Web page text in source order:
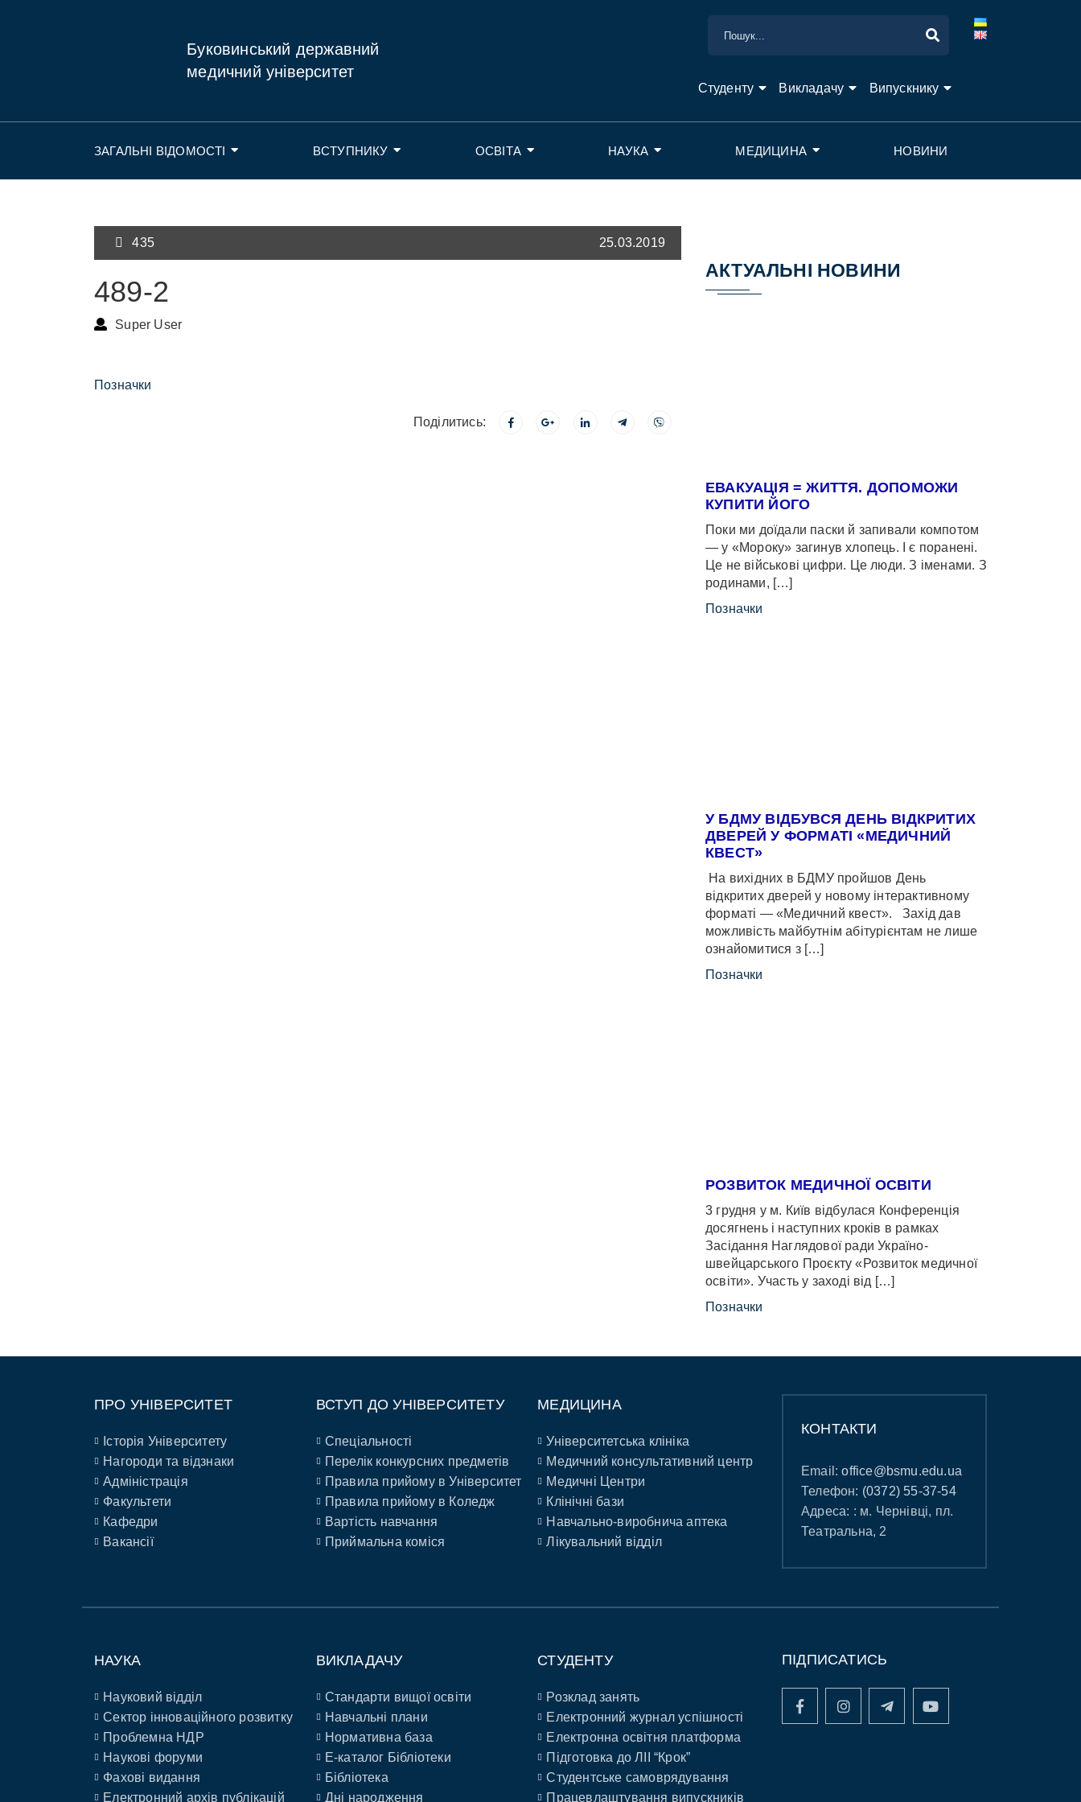
Буковинський державний
медичний університет
Студенту Викладачу Випускнику
ЗАГАЛЬНІ ВІДОМОСТІ ВСТУПНИКУ ОСВІТА НАУКА МЕДИЦИНА НОВИНИ
435 25.03.2019
489-2
Super User
Позначки
Поділитись:
АКТУАЛЬНІ НОВИНИ
ЕВАКУАЦІЯ = ЖИТТЯ. ДОПОМОЖИ
КУПИТИ ЙОГО
Поки ми доїдали паски й запивали компотом
— у «Мороку» загинув хлопець. І є поранені.
Це не військові цифри. Це люди. З іменами. З
родинами, […]
Позначки
У БДМУ ВІДБУВСЯ ДЕНЬ ВІДКРИТИХ
ДВЕРЕЙ У ФОРМАТІ «МЕДИЧНИЙ
КВЕСТ»
На вихідних в БДМУ пройшов День
відкритих дверей у новому інтерактивному
форматі — «Медичний квест». Захід дав
можливість майбутнім абітурієнтам не лише
ознайомитися з […]
Позначки
РОЗВИТОК МЕДИЧНОЇ ОСВІТИ
3 грудня у м. Київ відбулася Конференція
досягнень і наступних кроків в рамках
Засідання Наглядової ради Україно-
швейцарського Проєкту «Розвиток медичної
освіти». Участь у заході від […]
Позначки
ПРО УНІВЕРСИТЕТ
Історія Університету
Нагороди та відзнаки
Адміністрація
Факультети
Кафедри
Вакансії
ВСТУП ДО УНІВЕРСИТЕТУ
Спеціальності
Перелік конкурсних предметів
Правила прийому в Університет
Правила прийому в Коледж
Вартість навчання
Приймальна коміся
МЕДИЦИНА
Університетська клініка
Медичний консультативний центр
Медичні Центри
Клінічні бази
Навчально-виробнича аптека
Лікувальний відділ
КОНТАКТИ
Email:office@bsmu.edu.ua
Телефон: (0372) 55-37-54
Адреса: : м. Чернівці, пл.
Театральна, 2
НАУКА
Науковий відділ
Сектор інноваційного розвитку
Проблемна НДР
Наукові форуми
Фахові видання
Електронний архів публікацій
ВИКЛАДАЧУ
Стандарти вищої освіти
Навчальні плани
Нормативна база
E-каталог Бібліотеки
Бібліотека
Дні народження
СТУДЕНТУ
Розклад занять
Електронний журнал успішності
Електронна освітня платформа
Підготовка до ЛІІ “Крок”
Студентське самоврядування
Працевлаштування випускників
ПІДПИСАТИСЬ